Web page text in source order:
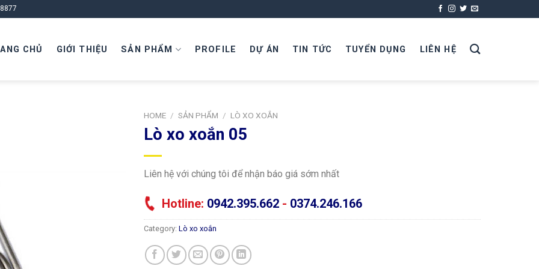
CHỦ GIỚI THIỆU SẢN PHẨM PROFILE DỰ ÁN TIN TỨC TUYỂN DỤNG LIÊN HỆ
HOME / SẢN PHẨM / LÒ XO XOẮN
Lò xo xoắn 05
Liên hệ với chúng tôi để nhận báo giá sớm nhất
Hotline: 0942.395.662 - 0374.246.166
Category: Lò xo xoắn